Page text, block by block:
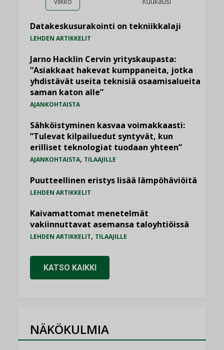
Datakeskusurakointi on tekniikkalaji
LEHDEN ARTIKKELIT
Jarno Hacklin Cervin yrityskaupasta:
”Asiakkaat hakevat kumppaneita, jotka
yhdistävät useita teknisiä osaamisalueita
saman katon alle”
AJANKOHTAISTA
Sähköistyminen kasvaa voimakkaasti:
”Tulevat kilpailuedut syntyvät, kun
erilliset teknologiat tuodaan yhteen”
AJANKOHTAISTA, TILAAJILLE
Puutteellinen eristys lisää lämpöhäviöitä
LEHDEN ARTIKKELIT
Kaivamattomat menetelmät
vakiinnuttavat asemansa taloyhtiöissä
LEHDEN ARTIKKELIT, TILAAJILLE
KATSO KAIKKI
NÄKÖKULMIA